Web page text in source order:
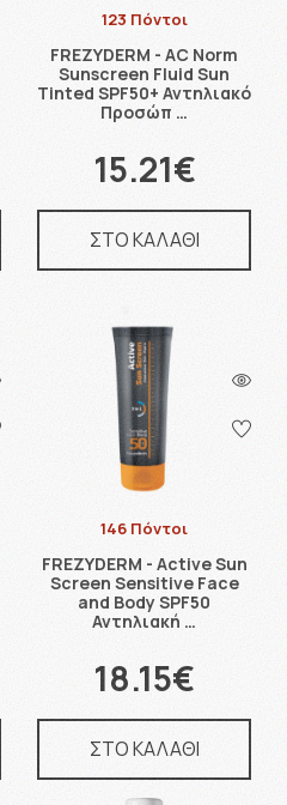
123 Πόντοι
FREZYDERM - AC Norm
Sunscreen Fluid Sun
Tinted SPF50+ Αντηλιακό
Προσώπ …
15.21€
ΣΤΟ ΚΑΛΑΘΙ
146 Πόντοι
FREZYDERM - Active Sun
Screen Sensitive Face
and Body SPF50
Αντηλιακή …
18.15€
ΣΤΟ ΚΑΛΑΘΙ